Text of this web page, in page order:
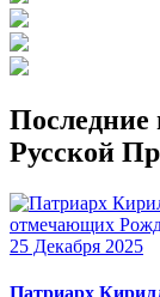
Последние
Русской
25 Декабря 2025